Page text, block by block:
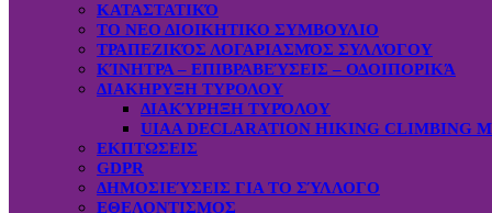
ΚΑΤΑΣΤΑΤΙΚΌ
ΤΟ ΝΕΟ ΔΙΟΙΚΗΤΙΚΟ ΣΥΜΒΟΥΛΙΟ
ΤΡΑΠΕΖΙΚΌΣ ΛΟΓΑΡΙΑΣΜΌΣ ΣΥΛΛΌΓΟΥ
ΚΊΝΗΤΡΑ – ΕΠΙΒΡΑΒΕΎΣΕΙΣ – ΟΔΟΙΠΟΡΙΚΆ
ΔΙΑΚΗΡΥΞΗ ΤΥΡΟΛΟΥ
ΔΙΑΚΎΡΗΞΗ ΤΥΡΌΛΟΥ
UIAA DECLARATION HIKING CLIMBING
ΕΚΠΤΩΣΕΙΣ
GDPR
ΔΗΜΟΣΙΕΎΣΕΙΣ ΓΙΑ ΤΟ ΣΎΛΛΟΓΟ
ΕΘΕΛΟΝΤΙΣΜΟΣ